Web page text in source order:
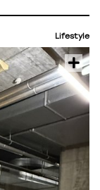
Lifestyle